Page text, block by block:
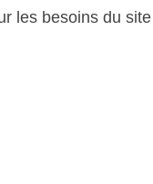
les besoins du